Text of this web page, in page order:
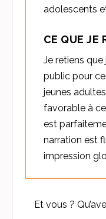
adolescents
CE QUE JE
Je retiens que
public pour ce
jeunes
favorable à
est
narration est
impression
Et vous ?